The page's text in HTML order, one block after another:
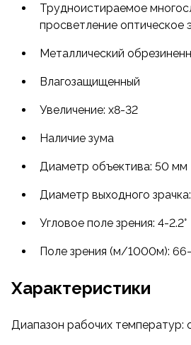
Бинокль хорошо «держит»
во всем диапазоне
подфокусировка для
наблюдения в резкости —
Трудноистираемое
просветление оптическое
Металлический
Влагозащищенный
Увеличение: x8-32
Наличие зума
Диаметр объектива: 50 мм
Диаметр выходного
Угловое поле зрения: 4-2.2°
Поле зрения (м/1000м):
Характеристики
Диапазон рабочих температур: